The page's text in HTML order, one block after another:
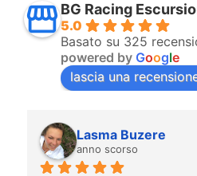
BG Racing
5.0
Basato su 325
powered by Google
lascia una
Marisol Di
anno scorso